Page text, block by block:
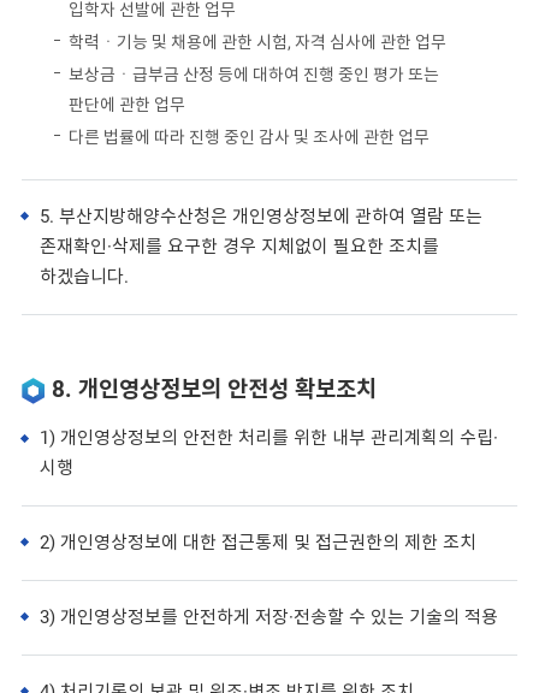
입학자 선발에 관한 업무
학력ㆍ기능 및 채용에 관한 시험, 자격 심사에 관한 업무
보상금ㆍ급부금 산정 등에 대하여 진행 중인 평가 또는
판단에 관한 업무
다른 법률에 따라 진행 중인 감사 및 조사에 관한 업무
5. 부산지방해양수산청은 개인영상정보에 관하여 열람 또는
존재확인·삭제를 요구한 경우 지체없이 필요한 조치를
하겠습니다.
8. 개인영상정보의 안전성 확보조치
1) 개인영상정보의 안전한 처리를 위한 내부 관리계획의 수립·
시행
2) 개인영상정보에 대한 접근통제 및 접근권한의 제한 조치
3) 개인영상정보를 안전하게 저장·전송할 수 있는 기술의 적용